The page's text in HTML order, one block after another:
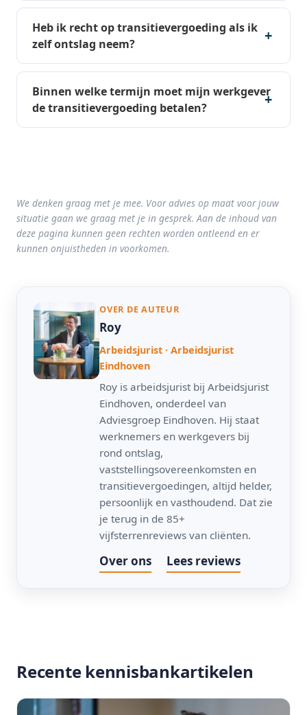
Heb ik recht op transitievergoeding als ik
zelf ontslag neem?
Binnen welke termijn moet mijn werkgever
de transitievergoeding betalen?
We denken graag met je mee. Voor advies op maat voor jouw
situatie gaan we graag met je in gesprek. Aan de inhoud van
deze pagina kunnen geen rechten worden ontleend en er
kunnen onjuistheden in voorkomen.
OVER DE AUTEUR
Roy
Arbeidsjurist · Arbeidsjurist
Eindhoven
Roy is arbeidsjurist bij Arbeidsjurist
Eindhoven, onderdeel van
Adviesgroep Eindhoven. Hij staat
werknemers en werkgevers bij
rond ontslag,
vaststellingsovereenkomsten en
transitievergoedingen, altijd helder,
persoonlijk en vasthoudend. Dat zie
je terug in de 85+
vijfsterrenreviews van cliënten.
Over ons Lees reviews
Recente kennisbankartikelen